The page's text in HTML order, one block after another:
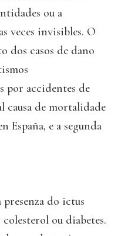
ou a
veces invisibles. O
dos casos de dano
por accidentes de
causa de mortalidade
España, e a segunda
do ictus
ou diabetes.